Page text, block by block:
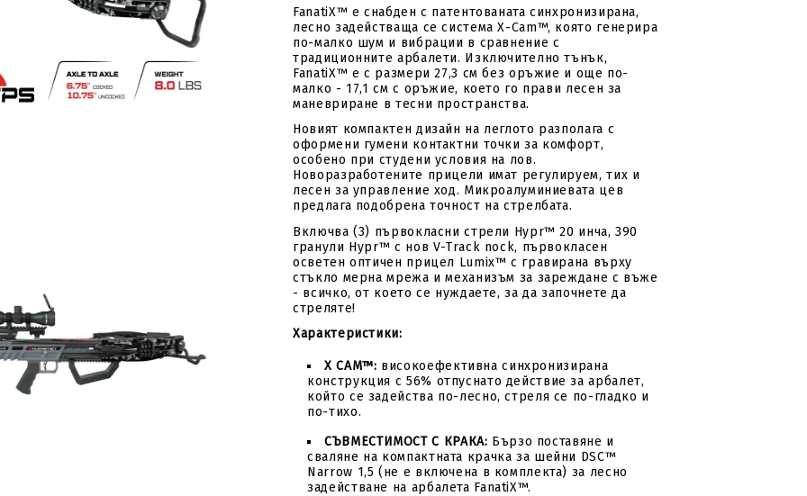
Механизми за
зареждане
компоненти
FanatiX™ е снабден с патентованата синхронизирана,
лесно задействаща се система X-Cam™, която генерира
по-малко шум и вибрации в сравнение с
традиционните арбалети. Изключително тънък,
FanatiX™ е с размери 27,3 см без оръжие и още по-
малко - 17,1 см с оръжие, което го прави лесен за
маневриране в тесни пространства.
Новият компактен дизайн на леглото разполага с
оформени гумени контактни точки за комфорт,
особено при студени условия на лов.
Новоразработените прицели имат регулируем, тих и
лесен за управление ход. Микроалуминиевата цев
предлага подобрена точност на стрелбата.
Включва (3) първокласни стрели Hypr™ 20 инча, 390
гранули Hypr™ с нов V-Track nock, първокласен
осветен оптичен прицел Lumix™ с гравирана върху
стъкло мерна мрежа и механизъм за зареждане с въже
- всичко, от което се нуждаете, за да започнете да
стреляте!
Характеристики:
X CAM™: високоефективна синхронизирана
конструкция с 56% отпуснато действие за арбалет,
който се задейства по-лесно, стреля се по-гладко и
по-тихо.
СЪВМЕСТИМОСТ С КРАКА: Бързо поставяне и
сваляне на компактната крачка за шейни DSC™
Narrow 1,5 (не е включена в комплекта) за лесно
задействане на арбалета FanatiX™.